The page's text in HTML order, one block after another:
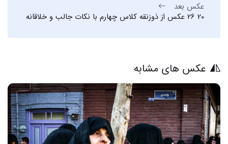
عکس بعد
20 26 عکس از ذوزنقه کلاس چهارم با نکات جالب و خلاقانه
عکس های مشابه